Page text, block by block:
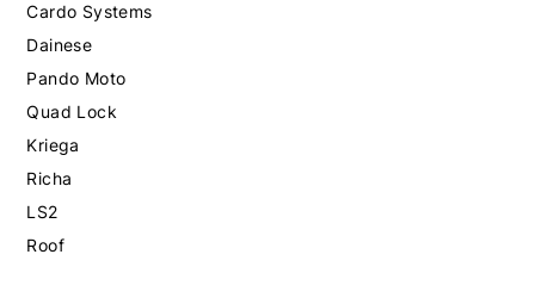
Cardo Systems
Dainese
Pando Moto
Quad Lock
Kriega
Richa
LS2
Roof